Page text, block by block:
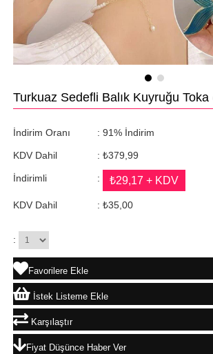
Turkuaz Sedefli Balık Kuyruğu Toka
İndirim Oranı : %
91 İndirim
KDV Dahil : ₺379,99
İndirimli : ₺29,17 + KDV
KDV Dahil : ₺35,00
:
Favorilere Ekle
İstek Listeme Ekle
Karşılaştır
Fiyat Düşünce Haber Ver